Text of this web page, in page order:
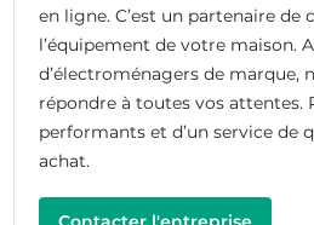
en ligne. C’est un partenaire de
l’équipement de votre maison.
d’électroménagers de marque,
répondre à toutes vos attentes.
performants et d’un service de
achat.